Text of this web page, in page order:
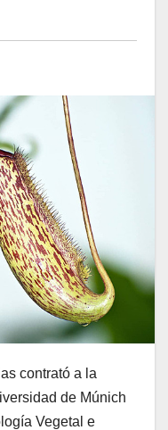
contrató a la
de Múnich
Vegetal e